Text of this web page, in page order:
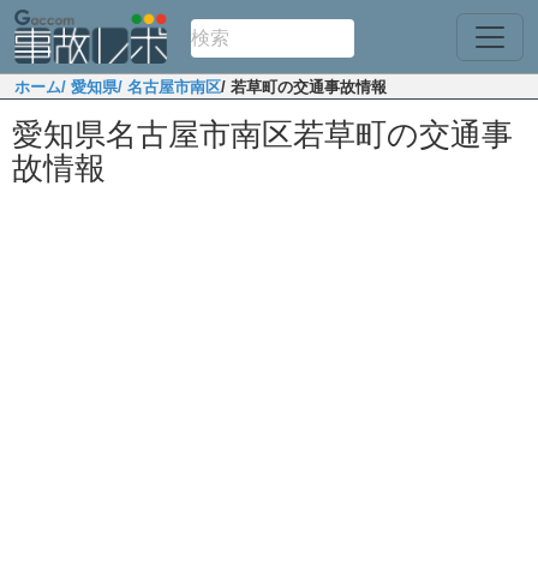
ホーム/ 愛知県/ 名古屋市南区/ 若草町の交通事故情報
愛知県名古屋市南区若草町の交通事
故情報